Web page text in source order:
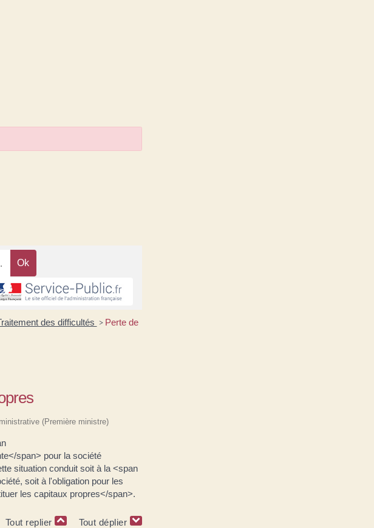
des difficultés > Perte de
(Première ministre)
span> pour la société
situation conduit soit à la <span
soit à l'obligation pour les
les capitaux propres</span>.
Tout replier Tout déplier